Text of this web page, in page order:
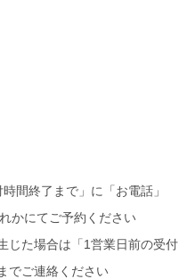
間終了まで」に「お電話」
かにてご予約ください
じた場合は「1営業日前の受付
でご連絡ください